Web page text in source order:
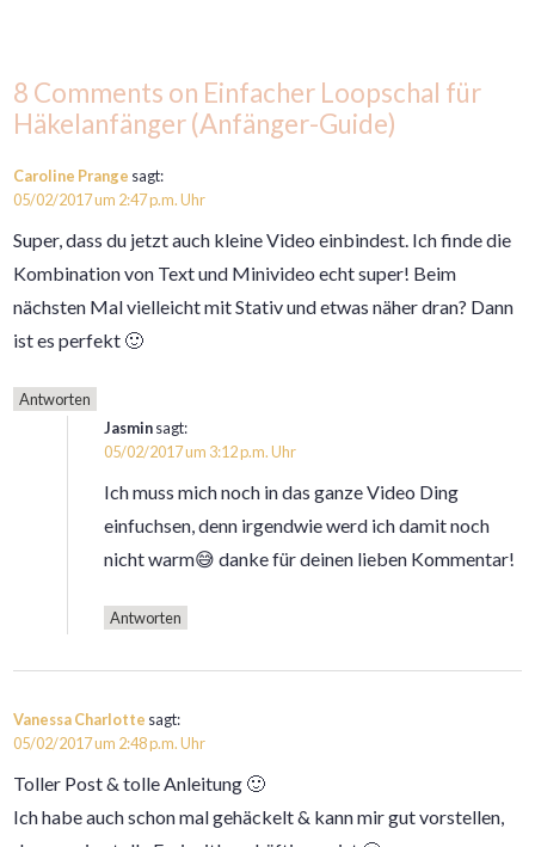
8 Comments on Einfacher Loopschal für
Häkelanfänger (Anfänger-Guide)
Caroline Prange sagt:
05/02/2017 um 2:47 p.m. Uhr
Super, dass du jetzt auch kleine Video einbindest. Ich finde die
Kombination von Text und Minivideo echt super! Beim
nächsten Mal vielleicht mit Stativ und etwas näher dran? Dann
ist es perfekt 🙂
Antworten
Jasminsagt:
05/02/2017 um 3:12 p.m. Uhr
Ich muss mich noch in das ganze Video Ding
einfuchsen, denn irgendwie werd ich damit noch
nicht warm😅 danke für deinen lieben Kommentar!
Antworten
Vanessa Charlotte sagt:
05/02/2017 um 2:48 p.m. Uhr
Toller Post & tolle Anleitung 🙂
Ich habe auch schon mal gehäckelt & kann mir gut vorstellen,